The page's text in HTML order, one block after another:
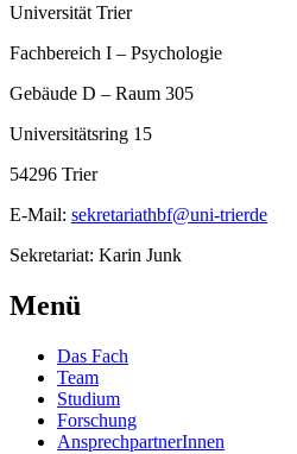
Universität Trier
Fachbereich I – Psychologie
Gebäude D – Raum 305
Universitätsring 15
54296 Trier
E-Mail: sekretariathbf@uni-trierde
Sekretariat: Karin Junk
Menü
Das Fach
Team
Studium
Forschung
AnsprechpartnerInnen